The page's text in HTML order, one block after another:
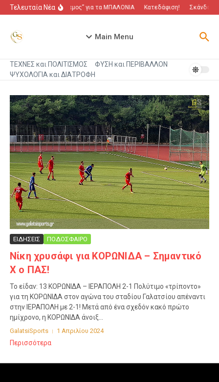
Μετάβαση στο περιεχόμενο
Τελευταία Νέα“Πόλεμος” για τα ΜΠΑΛΟΝΙΑ Κατεδάφιση! Σκάνδαλο
Main Menu
ΤΕΧΝΕΣ και ΠΟΛΙΤΙΣΜΟΣ
ΦΥΣΗ και ΠΕΡΙΒΑΛΛΟΝ
ΨΥΧΟΛΟΓΙΑ και ΔΙΑΤΡΟΦΗ
ΕΙΔΗΣΕΙΣ ΠΟΔΟΣΦΑΙΡΟ
Νίκη χρυσάφι για ΚΟΡΩΝΙΔΑ – Σημαντικό
Χ ο ΠΑΣ!
Το είδαν: 13 ΚΟΡΩΝΙΔΑ – ΙΕΡΑΠΟΛΗ 2-1 Πολύτιμο «τρίποντο»
για τη ΚΟΡΩΝΙΔΑ στον αγώνα του σταδίου Γαλατσίου απέναντι
στην ΙΕΡΑΠΟΛΗ με 2-1! Μετά από ένα σχεδόν κακό πρώτο
ημίχρονο, η ΚΟΡΩΝΙΔΑ άνοιξ...
GalatsiSports 1 Απριλίου 2024
Περισσότερα